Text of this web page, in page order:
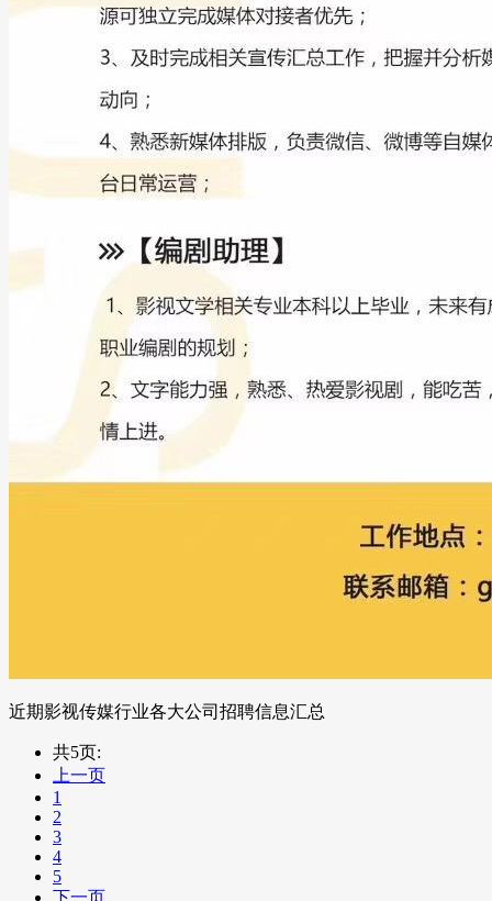
近期影视传媒行业各大公司招聘信息汇总
共5页:
上一页
1
2
3
4
5
下一页